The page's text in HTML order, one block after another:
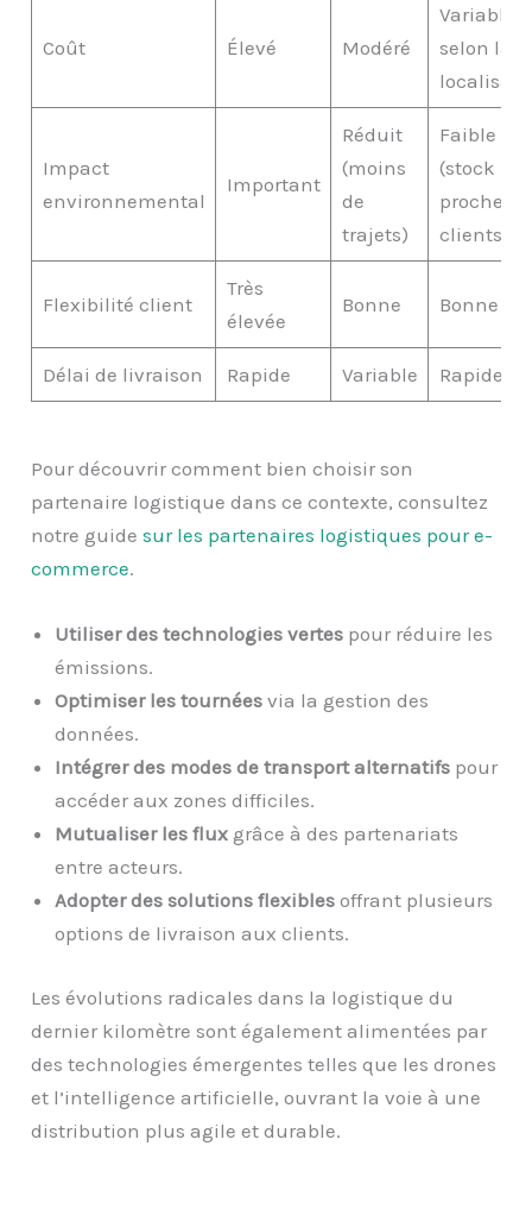
Coût Élevé Modéré
Variable
selon la
Impact
environnemental
Important
Réduit
(moins
de
trajets)
Faible
(stock
proche
clients)
Flexibilité client
Très
élevée
Bonne Bonne
Délai de livraison Rapide Variable Rapide
Pour découvrir comment bien choisir son
partenaire logistique dans ce contexte, consultez
notre guidesur les partenaires logistiques pour e-
commerce.
Utiliser des technologies vertes pour réduire les
émissions.
Optimiser les tournées via la gestion des
données.
Intégrer des modes de transport alternatifs pour
accéder aux zones difficiles.
Mutualiser les flux grâce à des partenariats
entre acteurs.
Adopter des solutions flexibles offrant plusieurs
options de livraison aux clients.
Les évolutions radicales dans la logistique du
dernier kilomètre sont également alimentées par
des technologies émergentes telles que les drones
et l’intelligence artificielle, ouvrant la voie à une
distribution plus agile et durable.